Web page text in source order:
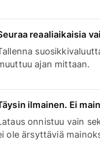
reaaliaikaisia
ajan mittaan.
ilmainen. Ei
onnistuu vain
ole ärsyttäviä